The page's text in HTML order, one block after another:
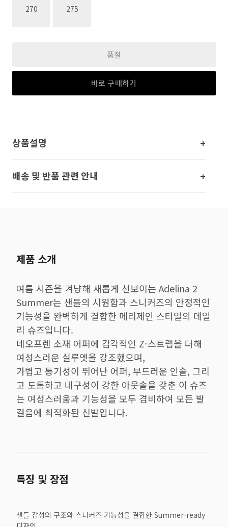
270재고없음 275재고없음
품절
바로 구매하기
상품설명
배송 및 반품 관련 안내
제품 소개
여름 시즌을 겨냥해 새롭게 선보이는 Adelina 2
Summer는 샌들의 시원함과 스니커즈의 안정적인
기능성을 완벽하게 결합한 메리제인 스타일의 데일
리 슈즈입니다.
네오프렌 소재 어퍼에 감각적인 Z-스트랩을 더해
여성스러운 실루엣을 강조했으며,
가볍고 통기성이 뛰어난 어퍼, 부드러운 인솔, 그리
고 도톰하고 내구성이 강한 아웃솔을 갖춘 이 슈즈
는 여성스러움과 기능성을 모두 겸비하여 모든 발
걸음에 최적화된 신발입니다.
특징 및 장점
샌들 감성의 구조와 스니커즈 기능성을 결합한 Summer-ready